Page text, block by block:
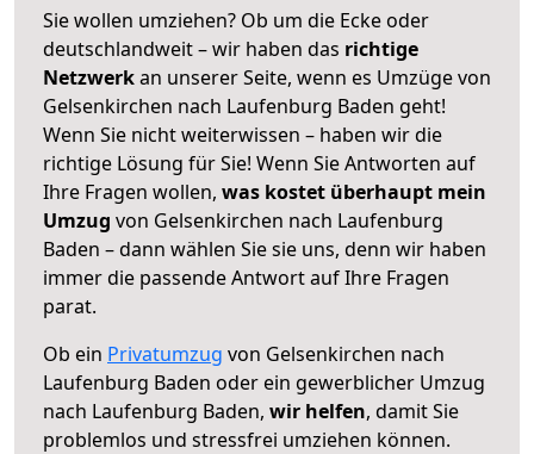
Sie wollen umziehen? Ob um die Ecke oder
deutschlandweit – wir haben das richtige
Netzwerkan unserer Seite, wenn es Umzüge von
Gelsenkirchen nach Laufenburg Baden geht!
Wenn Sie nicht weiterwissen – haben wir die
richtige Lösung für Sie! Wenn Sie Antworten auf
Ihre Fragen wollen, was kostet überhaupt mein
Umzug von Gelsenkirchen nach Laufenburg
Baden – dann wählen Sie sie uns, denn wir haben
immer die passende Antwort auf Ihre Fragen
parat.
Ob ein Privatumzug von Gelsenkirchen nach
Laufenburg Baden oder ein gewerblicher Umzug
nach Laufenburg Baden, wir helfen, damit Sie
problemlos und stressfrei umziehen können.